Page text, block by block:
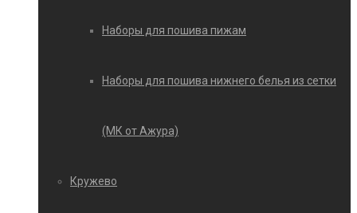
Наборы для пошива пижам
Наборы для пошива нижнего белья из сетки
(МК от Ажура)
Кружево